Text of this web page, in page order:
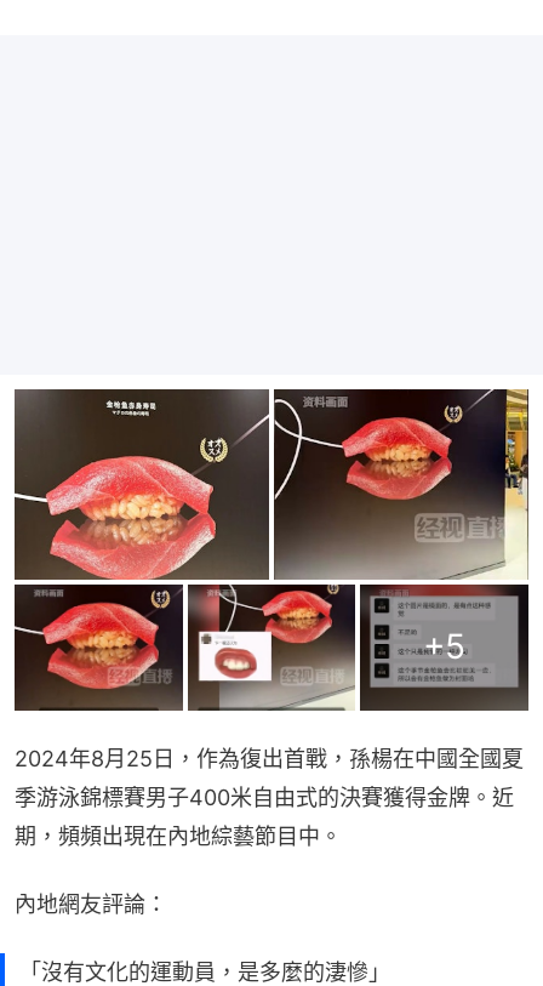
+5
2024年8月25日，作為復出首戰，孫楊在中國全國夏
季游泳錦標賽男子400米自由式的決賽獲得金牌。近
期，頻頻出現在內地綜藝節目中。
內地網友評論：
「沒有文化的運動員，是多麼的淒慘」